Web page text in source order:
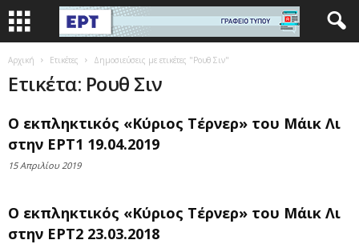
Αρχική Ετικέτες Δημοσιεύσεις με ετικέτες "Ρουθ Σιν"
Ετικέτα: Ρουθ Σιν
Ο εκπληκτικός «Κύριος Τέρνερ» του Μάικ Λι
στην ΕΡΤ1 19.04.2019
15 Απριλίου 2019
Ο εκπληκτικός «Κύριος Τέρνερ» του Μάικ Λι
στην ΕΡΤ2 23.03.2018